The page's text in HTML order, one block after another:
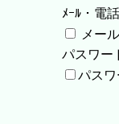
ﾒｰﾙ・電
メー
パスワー
パス